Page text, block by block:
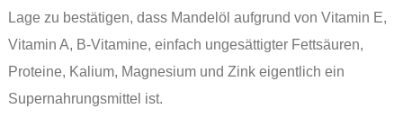
Lage zu bestätigen, dass Mandelöl aufgrund von Vitamin E,
Vitamin A, B-Vitamine, einfach ungesättigter Fettsäuren,
Proteine, Kalium, Magnesium und Zink eigentlich ein
Supernahrungsmittel ist.